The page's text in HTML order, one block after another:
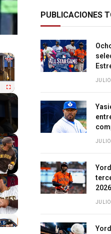
×
Fullscreen
PUBLICACIONES
2026